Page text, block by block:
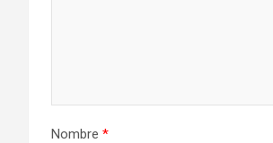
Nombre *